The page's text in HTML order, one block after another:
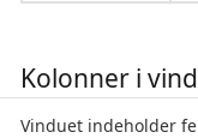
Kolonner i
Vinduet indeholder